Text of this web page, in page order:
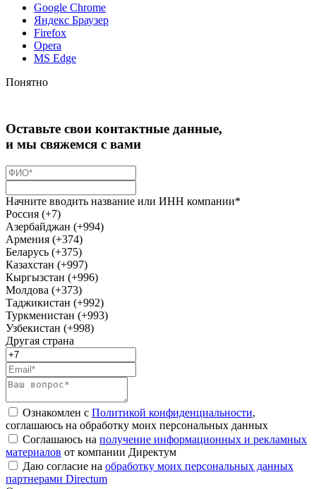
Google Chrome
Яндекс Браузер
Firefox
Opera
MS Edge
Понятно
Оставьте свои контактные данные,
и мы свяжемся с вами
Начните вводить название или ИНН компании*
Россия (+7)
Азербайджан (+994)
Армения (+374)
Беларусь (+375)
Казахстан (+997)
Кыргызстан (+996)
Молдова (+373)
Таджикистан (+992)
Туркменистан (+993)
Узбекистан (+998)
Другая страна
Ознакомлен с Политикой конфиденциальности,
соглашаюсь на обработку моих персональных данных
Соглашаюсь на получение информационных и рекламных
материалов от компании Директум
Даю согласие на обработку моих персональных данных
партнерами Directum